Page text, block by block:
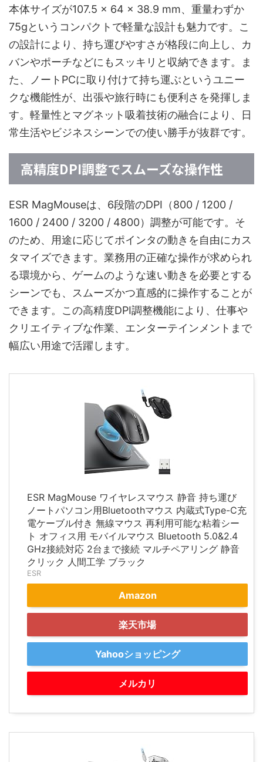
本体サイズが107.5 × 64 × 38.9 mm、重量わずか
75gというコンパクトで軽量な設計も魅力です。こ
の設計により、持ち運びやすさが格段に向上し、カ
バンやポーチなどにもスッキリと収納できます。ま
た、ノートPCに取り付けて持ち運ぶというユニー
クな機能性が、出張や旅行時にも便利さを発揮しま
す。軽量性とマグネット吸着技術の融合により、日
常生活やビジネスシーンでの使い勝手が抜群です。
高精度DPI調整でスムーズな操作性
ESR MagMouseは、6段階のDPI（800 / 1200 /
1600 / 2400 / 3200 / 4800）調整が可能です。そ
のため、用途に応じてポインタの動きを自由にカス
タマイズできます。業務用の正確な操作が求められ
る環境から、ゲームのような速い動きを必要とする
シーンでも、スムーズかつ直感的に操作することが
できます。この高精度DPI調整機能により、仕事や
クリエイティブな作業、エンターテインメントまで
幅広い用途で活躍します。
ESR MagMouse ワイヤレスマウス 静音 持ち運び
ノートパソコン用Bluetoothマウス 内蔵式Type-C充
電ケーブル付き 無線マウス 再利用可能な粘着シー
ト オフィス用 モバイルマウス Bluetooth 5.0&2.4
GHz接続対応 2台まで接続 マルチペアリング 静音
クリック 人間工学 ブラック
ESR
Amazon
楽天市場
Yahooショッピング
メルカリ